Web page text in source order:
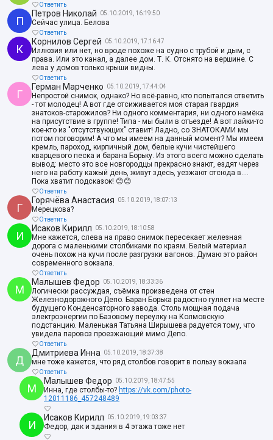
Ответить
П
Петров Николай 05.10.2019, 16:19:50
Сейчас улица. Белова
Ответить
К
Корнилов Сергей 05.10.2019, 17:16:47
Иллюзия или нет, но вроде похоже на судно с трубой и дым, с
права. Или это канал, а далее дом. Т. К. Отснято на вершине. С
лева у домов только крыши видны.
Ответить
Г
Герман Марченко 05.10.2019, 17:44:04
Непростой снимок, однако? Но всё-равно, кто попытался ответить
- тот молодец! А вот где отсиживается моя старая гвардия
знатоков-старожилов? Ни одного комментария, ни одного намёка
на присутствие в группе! Типа - мы были в отъезде! А вот лайки-то
кое-кто из "отсутствующих" ставит! Ладно, со ЗНАТОКАМИ мы
потом поговорим! А что мы имеем на данный момент? Мы имеем
кремль, пароход, кирпичный дом, белые кучи чистейшего
кварцевого песка и барана Борьку. Из этого всего можно сделать
вывод: место это все новгородцы прекрасно знают, ездят через
него на работу кажый день, живут здесь, уезжают отсюда в....
Пока хватит подсказок! 😊😊
Ответить
Г
Горячёва Анастасия 05.10.2019, 18:07:13
Мерецкова?
Ответить
И
Исаков Кирилл 05.10.2019, 18:10:58
Мне кажется, слева на право снимок пересекает железная
дорога с маленькими столбиками по краям. Белый материал
очень похож на кучи после разгрузки вагонов. Думаю это район
современного вокзала.
Ответить
М
Малышев Федор 05.10.2019, 18:33:36
Логически рассуждая, съёмка произведена от стен
Железнодорожного Депо. Баран Борька радостно гуляет на месте
будущего Конденсаторного завода. Столь мощная подача
электроэнергии по Базовому переулку на Колмовскую
подстанцию. Маленькая Татьяна Ширышева радуется тому, что
увидела паровоз проезжающий мимо Депо.
Ответить
Д
Дмитриева Инна 05.10.2019, 18:37:38
мне тоже кажется, что ряд столбов говорит в пользу вокзала
Ответить
М
Малышев Федор 05.10.2019, 18:47:55
Инна, где столбы-то? https://vk.com/photo-
12011186_457248489
И
Исаков Кирилл 05.10.2019, 19:03:37
Федор, дак и здания в 4 этажа тоже нет